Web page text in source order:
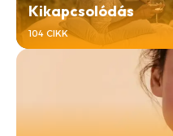
Kikapcsolódás
104 CIKK